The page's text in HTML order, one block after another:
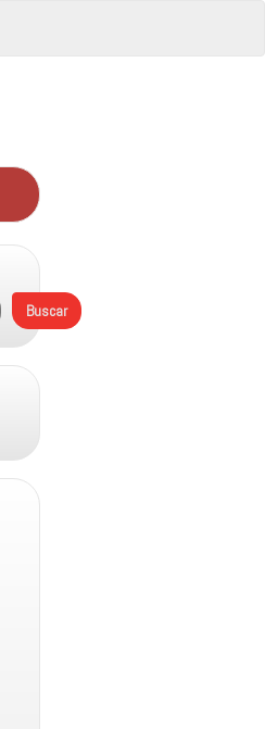
Buscar